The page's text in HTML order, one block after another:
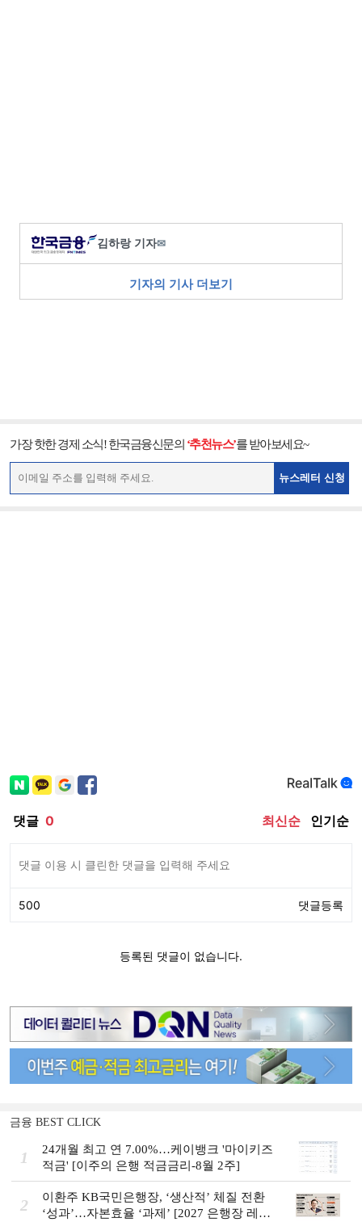
김하랑 기자✉
기자의 기사 더보기
가장 핫한 경제 소식! 한국금융신문의 ‘추천뉴스’를 받아보세요~
뉴스레터 신청
금융 BEST CLICK
1
24개월 최고 연 7.00%…케이뱅크 '마이키즈
적금' [이주의 은행 적금금리-8월 2주]
2
이환주 KB국민은행장, ‘생산적’ 체질 전환
‘성과’…자본효율 ‘과제’ [2027 은행장 레이